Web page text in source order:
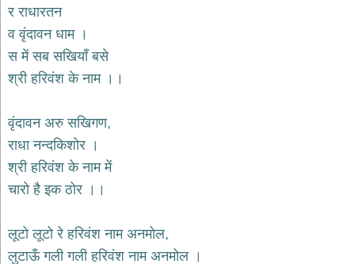
bhajans
जैन
भजन
jain
bhajans
भजन
durga
bhajans
गणेश
भजन
राम
र राधारतन
व वृंदावन धाम ।
स में सब सखियाँ बसे
श्री हरिवंश के नाम ।।
वृंदावन अरु सखिगण,
राधा नन्दकिशोर ।
श्री हरिवंश के नाम में
चारो है इक ठोर ।।
लूटो लूटो रे हरिवंश नाम अनमोल,
लुटाऊँ गली गली हरिवंश नाम अनमोल ।